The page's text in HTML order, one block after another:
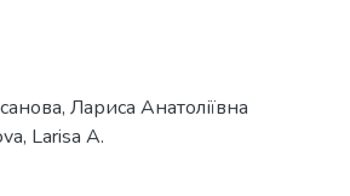
Лариса Анатоліївна
Larisa A.